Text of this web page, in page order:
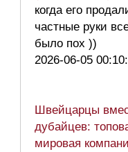
когда его
частные руки
было пох ))
2026-06-05
Швейцарцы
дубайцев:
мировая